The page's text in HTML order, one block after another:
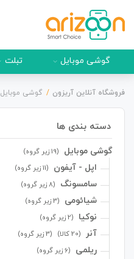
گوشی موبایل
لوازم جانبی
گوشی موبایل تبلت
فروشگاه آنلاین آریزون گوشی موبایل
دسته بندی ها
گوشی موبایل (19 زیر گروه)
اپل - آیفون (11 زیر گروه)
سامسونگ (8 زیر گروه)
شیائومی (3 زیر گروه)
نوکیا (2 زیر گروه)
آنر (20 کالا) (3 زیر گروه)
ریلمی (6 زیر گروه)